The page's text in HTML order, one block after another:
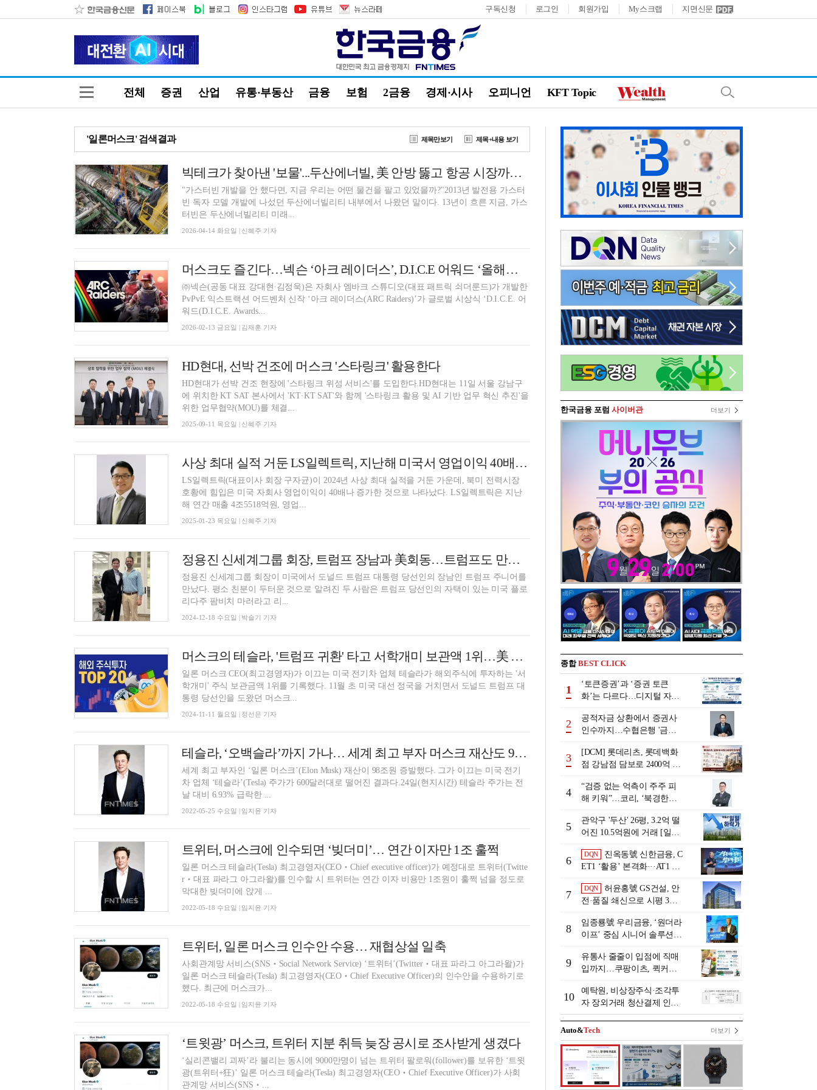
구독신청 로그인 회원가입 My스크랩 지면신문
전체 증권 산업 유통·부동산 금융 보험 2금융 경제·시사 오피니언 KFT Topic
'일론머스크' 검색결과 제목만보기 제목+내용 보기
빅테크가 찾아낸 '보물'...두산에너빌, 美 안방 뚫고 항공 시장까지 질주
"가스터빈 개발을 안 했다면, 지금 우리는 어떤 물건을 팔고 있었을까?"2013년 발전용 가스터
빈 독자 모델 개발에 나섰던 두산에너빌리티 내부에서 나왔던 말이다. 13년이 흐른 지금, 가스
터빈은 두산에너빌리티 미래...
2026-04-14 화요일 | 신혜주 기자
머스크도 즐긴다…넥슨 ‘아크 레이더스’, D.I.C.E 어워드 ‘올해의 온라인 게임’ 수상
㈜넥슨(공동 대표 강대현∙김정욱)은 자회사 엠바크 스튜디오(대표 패트릭 쇠더룬드)가 개발한
PvPvE 익스트랙션 어드벤처 신작 ‘아크 레이더스(ARC Raiders)’가 글로벌 시상식 ‘D.I.C.E. 어
워드(D.I.C.E. Awards...
2026-02-13 금요일 | 김재훈 기자
HD현대, 선박 건조에 머스크 '스타링크' 활용한다
HD현대가 선박 건조 현장에 '스타링크 위성 서비스'를 도입한다.HD현대는 11일 서울 강남구
에 위치한 KT SAT 본사에서 'KT·KT SAT'와 함께 '스타링크 활용 및 AI 기반 업무 혁신 추진'을
위한 업무협약(MOU)를 체결...
2025-09-11 목요일 | 신혜주 기자
사상 최대 실적 거둔 LS일렉트릭, 지난해 미국서 영업이익 40배 증가
LS일렉트릭(대표이사 회장 구자균)이 2024년 사상 최대 실적을 거둔 가운데, 북미 전력시장
호황에 힘입은 미국 자회사 영업이익이 40배나 증가한 것으로 나타났다. LS일렉트릭은 지난
해 연간 매출 4조5518억원, 영업...
2025-01-23 목요일 | 신혜주 기자
정용진 신세계그룹 회장, 트럼프 장남과 美회동…트럼프도 만날까
정용진 신세계그룹 회장이 미국에서 도널드 트럼프 대통령 당선인의 장남인 트럼프 주니어를
만났다. 평소 친분이 두터운 것으로 알려진 두 사람은 트럼프 당선인의 자택이 있는 미국 플로
리다주 팜비치 마러라고 리...
2024-12-18 수요일 | 박슬기 기자
머스크의 테슬라, '트럼프 귀환' 타고 서학개미 보관액 1위…美 주식 보관액 1000억 달러 시대 진입 [서학개미 쇼핑리스트]
일론 머스크 CEO(최고경영자)가 이끄는 미국 전기차 업체 테슬라가 해외주식에 투자하는 '서
학개미' 주식 보관금액 1위를 기록했다. 11월 초 미국 대선 정국을 거치면서 도널드 트럼프 대
통령 당선인을 도왔던 머스크...
2024-11-11 월요일 | 정선은 기자
테슬라, ‘오백슬라’까지 가나… 세계 최고 부자 머스크 재산도 98조 증발
세계 최고 부자인 ‘일론 머스크’(Elon Musk) 재산이 98조원 증발했다. 그가 이끄는 미국 전기
차 업체 ‘테슬라’(Tesla) 주가가 600달러대로 떨어진 결과다.24일(현지시간) 테슬라 주가는 전
날 대비 6.93% 급락한 ...
2022-05-25 수요일 | 임지윤 기자
트위터, 머스크에 인수되면 ‘빚더미’… 연간 이자만 1조 훌쩍
일론 머스크 테슬라(Tesla) 최고경영자(CEO‧Chief executive officer)가 예정대로 트위터(Twitte
r‧대표 파라그 아그라왈)를 인수할 시 트위터는 연간 이자 비용만 1조원이 훌쩍 넘을 정도로
막대한 빚더미에 앉게 ...
2022-05-18 수요일 | 임지윤 기자
트위터, 일론 머스크 인수안 수용… 재협상설 일축
사회관계망 서비스(SNS‧Social Network Service) ‘트위터’(Twitter‧대표 파라그 아그라왈)가
일론 머스크 테슬라(Tesla) 최고경영자(CEO‧Chief Executive Officer)의 인수안을 수용하기로
했다. 최근에 머스크가...
2022-05-18 수요일 | 임지윤 기자
‘트윗광’ 머스크, 트위터 지분 취득 늦장 공시로 조사받게 생겼다
‘실리콘밸리 괴짜’라 불리는 동시에 9000만명이 넘는 트위터 팔로워(follower)를 보유한 ‘트윗
광(트위터+狂)’ 일론 머스크 테슬라(Tesla) 최고경영자(CEO‧Chief Executive Officer)가 사회
관계망 서비스(SNS‧...
한국금융 포럼 사이버관 더보기
종합BEST CLICK
1
‘토큰증권’과 ‘증권 토큰
화’는 다르다…디지털 자본
2
공적자금 상환에서 증권사
인수까지…수협은행 '금융
행 금융그룹의 꿈①]
3
[DCM] 롯데리츠, 롯데백화
점 강남점 담보로 2400억 조
4
“검증 없는 억측이 주주 피
해 키워”…코리, ‘북경한미
5
관악구 '두산' 26평, 3.2억 떨
어진 10.5억원에 거래 [일일
6
DQN
진옥동號 신한금융, C
ET1 ‘활용’ 본격화···AT1 늘
view]
7
DQN
허윤홍號 GS건설, 안
전·품질 쇄신으로 시평 3위
8
임종룡號 우리금융, ‘원더라
이프’ 중심 시니어 솔루션
[금융 시니어 비즈니스 돋보
기]
9
유통사 줄줄이 입점에 직매
입까지…쿠팡이츠, 퀵커머
10
예탁원, 비상장주식·조각투
자 장외거래 청산결제 인프
라 구축 착수
Auto&Tech 더보기